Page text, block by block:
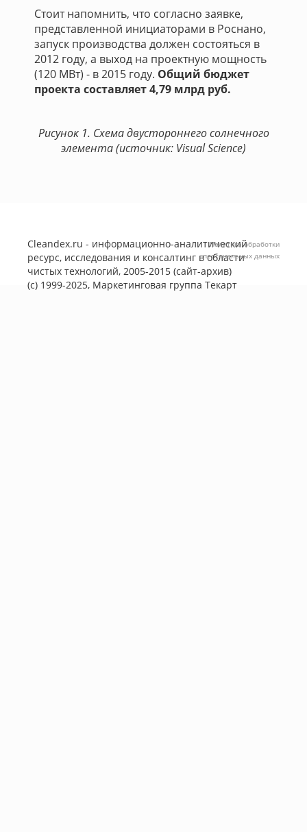
Стоит напомнить, что согласно заявке,
представленной инициаторами в Роснано,
запуск производства должен состояться в
2012 году, а выход на проектную мощность
(120 МВт) - в 2015 году. Общий бюджет
проекта составляет 4,79 млрд руб.
Рисунок 1. Схема двустороннего солнечного
элемента (источник: Visual Science)
Cleandex.ru - информационно-аналитический
ресурс, исследования и консалтинг в области
чистых технологий, 2005-2015 (сайт-архив)
(с) 1999-2025, Маркетинговая группа Текарт
Политика обработки
персональных данных